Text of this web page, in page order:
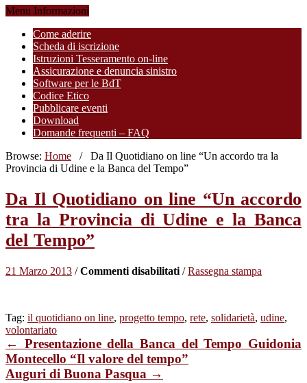
Menu Informazioni
Come aderire
Scheda di iscrizione
Istruzioni Tesseramento on-line
Assicurazione e denuncia sinistro
Software per le BdT
Codice Etico
Pubblicare eventi
Download
Domande frequenti – FAQ
Browse: Home /
Da Il Quotidiano on line “Un accordo tra la
Provincia di Udine e la Banca del Tempo”
Da Il Quotidiano on line “Un accordo
tra la Provincia di Udine e la Banca
del Tempo”
21 Marzo 2013 /Commenti disabilitatisu
on
“Un
accordo
/Rassegna stampa
Tag: il quotidiano on line, progetto tempo, rete, solidarietà, udine,
volontariato
← Presentazione della Banca del Tempo Guidonia
Montecello “Il valore del tempo”
Auguri di Buona Pasqua →